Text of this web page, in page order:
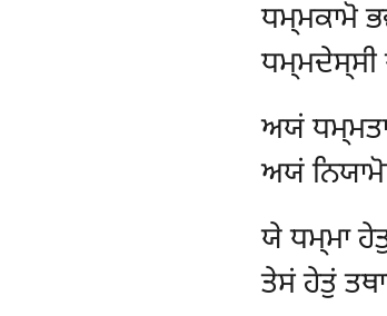
ਧਮ੍ਮਕਾਮੋ
ਧਮ੍ਮਦੇਸ੍ਸੀ
ਅਯਂ
ਅਯਂ
ਯੇਧਮ੍ਮਾ
ਤੇਸਂ ਹੇਤੁਂ